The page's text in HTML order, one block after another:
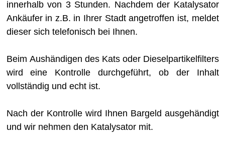
innerhalb von 3 Stunden. Nachdem der Katalysator
Ankäufer in z.B. in Ihrer Stadt angetroffen ist, meldet
dieser sich telefonisch bei Ihnen.
Beim Aushändigen des Kats oder Dieselpartikelfilters
wird eine Kontrolle durchgeführt, ob der Inhalt
vollständig und echt ist.
Nach der Kontrolle wird Ihnen Bargeld ausgehändigt
und wir nehmen den Katalysator mit.